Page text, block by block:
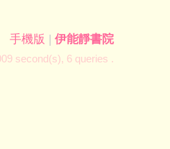
手機版 | 伊能靜書院
second(s), 6 queries .